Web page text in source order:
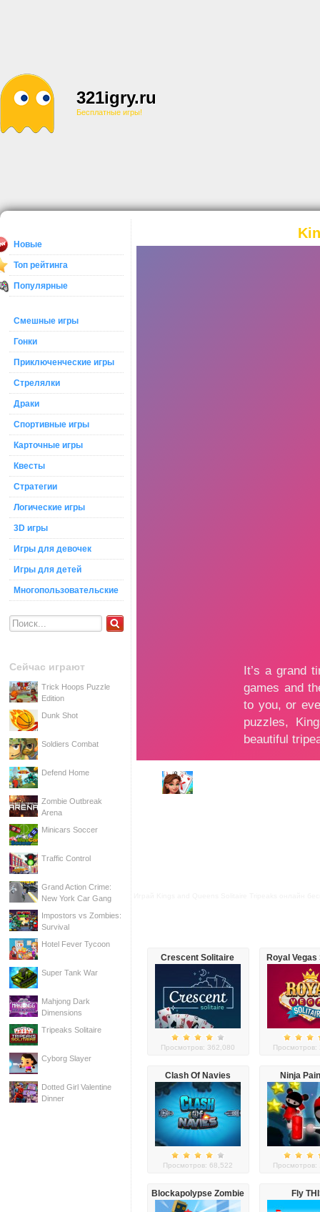
321igry.ru
Бесплатные игры!
Новые
Топ рейтинга
Популярные
Смешные игры
Гонки
Приключенческие игры
Стрелялки
Драки
Спортивные игры
Карточные игры
Квесты
Стратегии
Логические игры
3D игры
Игры для девочек
Игры для детей
Многопользовательские
Сейчас играют
Trick Hoops Puzzle
Edition
Dunk Shot
Soldiers Combat
Defend Home
Zombie Outbreak
Arena
Minicars Soccer
Traffic Control
Grand Action Crime:
New York Car Gang
Impostors vs Zombies:
Survival
Hotel Fever Tycoon
Super Tank War
Mahjong Dark
Dimensions
Tripeaks Solitaire
Cyborg Slayer
Dotted Girl Valentine
Dinner
Crescent Solitaire
Просмотров: 362,080
Royal
Просмотров:
Clash Of Navies
Просмотров: 68,522
Ninja
Просмотров:
Blockapolypse Zombie
Shooter
Fly